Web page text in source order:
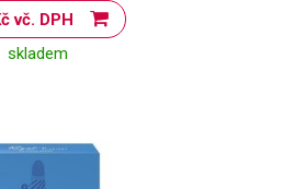
53 Kč vč. DPH
skladem